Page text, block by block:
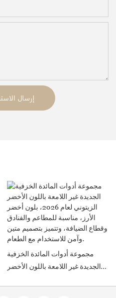
إرسال
مجموعة أدوات المائدة الخزفية
الجديدة غير اللامعة باللون الأخضر